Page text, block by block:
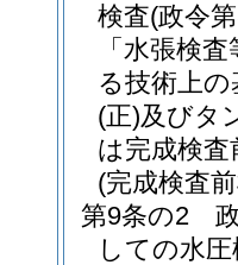
検査(政令
「水張検
る技術上
(正)及びタ
は完成検
(完成検査
第9条の2
しての水